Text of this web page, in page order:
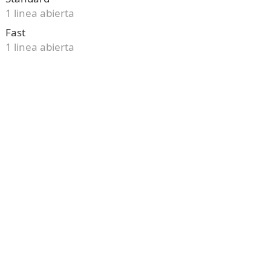
1 linea abierta
Fast
1 linea abierta